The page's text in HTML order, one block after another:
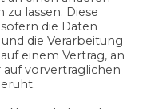
lassen. Diese
die Daten
die Verarbeitung
einem Vertrag, an
vorvertraglichen